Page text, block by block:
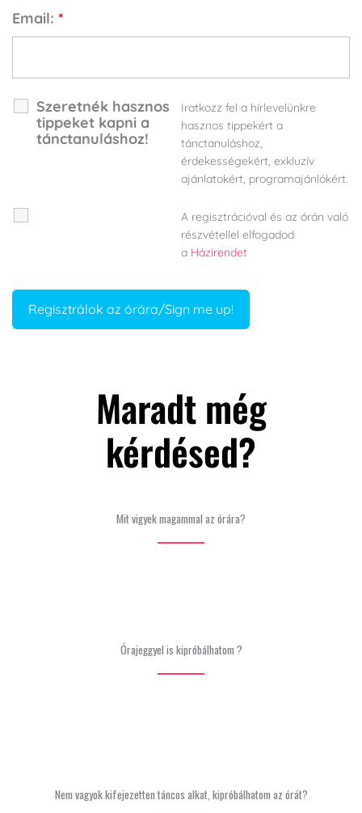
Email: *
Szeretnék hasznos
tippeket kapni a
tánctanuláshoz!
Iratkozz fel a hírlevelünkre
hasznos tippekért a
tánctanuláshoz,
érdekességekért, exkluzív
ajánlatokért, programajánlókért.
A regisztrációval és az órán való
részvétellel elfogadod
a Házirendet
Maradt még
kérdésed?
Mit vigyek magammal az órára?
Órajeggyel is kipróbálhatom ?
Nem vagyok kifejezetten táncos alkat, kipróbálhatom az órát?